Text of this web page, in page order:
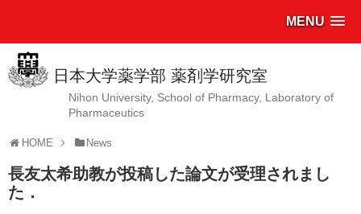
MENU
日本大学薬学部 薬剤学研究室
Nihon University, School of Pharmacy, Laboratory of
Pharmaceutics
HOME News
長友太希助教が投稿した論文が受理されまし
た．